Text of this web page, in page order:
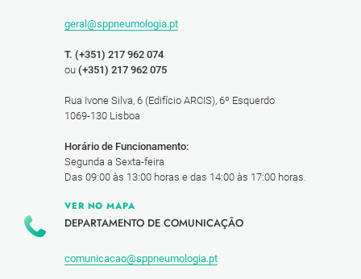
geral@sppneumologia.pt
T. (+351) 217 962 074
ou (+351) 217 962 075
Rua Ivone Silva, 6 (Edifício ARCIS), 6º Esquerdo
1069-130 Lisboa
Horário de Funcionamento:
Segunda a Sexta-feira
Das 09:00 às 13:00 horas e das 14:00 às 17:00 horas.
VER NO MAPA
DEPARTAMENTO DE COMUNICAÇÃO
comunicacao@sppneumologia.pt